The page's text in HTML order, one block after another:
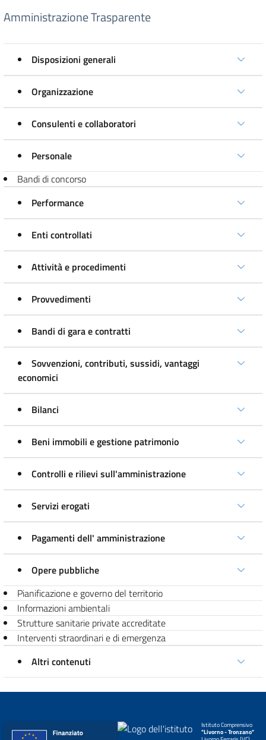
Amministrazione Trasparente
Disposizioni generali
Organizzazione
Consulenti e collaboratori
Personale
Bandi di concorso
Performance
Enti controllati
Attività e procedimenti
Provvedimenti
Bandi di gara e contratti
Sovvenzioni, contributi, sussidi, vantaggi
economici
Bilanci
Beni immobili e gestione patrimonio
Controlli e rilievi sull'amministrazione
Servizi erogati
Pagamenti dell' amministrazione
Opere pubbliche
Pianificazione e governo del territorio
Informazioni ambientali
Strutture sanitarie private accreditate
Interventi straordinari e di emergenza
Altri contenuti
Istituto Comprensivo
"Livorno - Tronzano"